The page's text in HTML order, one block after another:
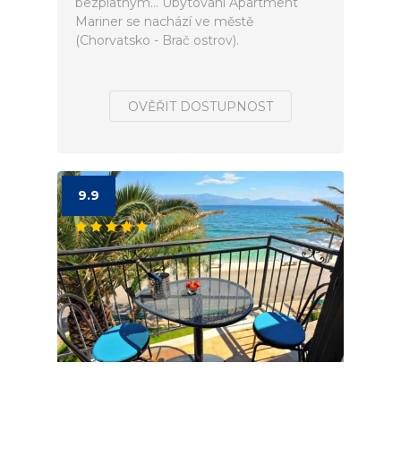
Mariner se nachází ve městě
(Chorvatsko - Brač ostrov).
OVĚŘIT DOSTUPNOST
9.9